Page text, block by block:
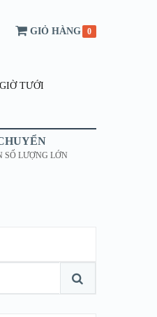
GIỎ HÀNG 0
TƯỚI
SỐ LƯỢNG LỚN